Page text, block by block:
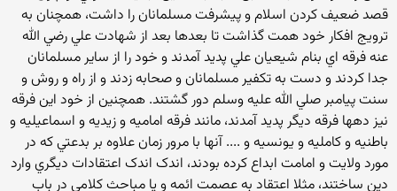
قصد ضعيف کردن اسلام و پيشرفت مسلمانان را داشت، همچنان به
ترويج افکار خود همت گذاشت تا بعدها بعد از شهادت علي رضي الله
عنه فرقه اي بنام شيعيان علي پديد آمدند و خود را از ساير مسلمانان
جدا کردند و دست به تکفير مسلمانان و صحابه زدند و از راه و روش و
سنت پيامبر صلي الله عليه وسلم دور گشتند. همچنين از خود اين فرقه
نيز دهها فرقه ديگر پديد آمدند، مانند فرقه اماميه و زيديه و اسماعيليه و
باطنيه و کامليه و يونسيه و .... آنها با مرور زمان علاوه بر بدعتي که در
مورد ولايت و امامت ابداع کرده بودند، اندک اندک اعتقادات ديگري وارد
دين ساختند، مثلا اعتقاد به عصمت ائمه و يا مباحث کلامي در باب